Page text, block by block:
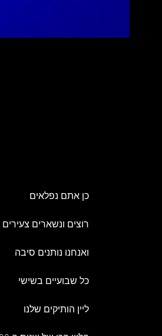
כן אתם נפלאים
רוצים ונשארים
ואנחנו נותנים סיבה
כל שבועיים בשישי
ליין הותיקים שלנו